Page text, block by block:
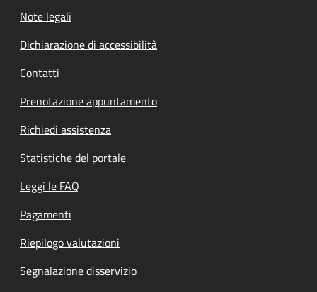
Note legali
Dichiarazione di accessibilità
Contatti
Prenotazione appuntamento
Richiedi assistenza
Statistiche del portale
Leggi le FAQ
Pagamenti
Riepilogo valutazioni
Segnalazione disservizio